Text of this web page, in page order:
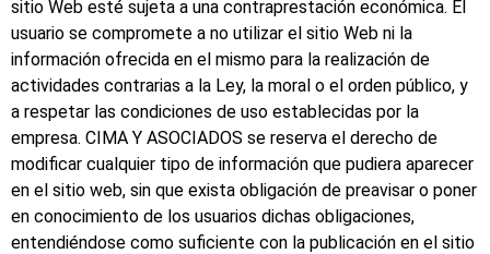
sitio Web esté sujeta a una contraprestación económica. El
usuario se compromete a no utilizar el sitio Web ni la
información ofrecida en el mismo para la realización de
actividades contrarias a la Ley, la moral o el orden público, y
a respetar las condiciones de uso establecidas por la
empresa. CIMA Y ASOCIADOS se reserva el derecho de
modificar cualquier tipo de información que pudiera aparecer
en el sitio web, sin que exista obligación de preavisar o poner
en conocimiento de los usuarios dichas obligaciones,
entendiéndose como suficiente con la publicación en el sitio